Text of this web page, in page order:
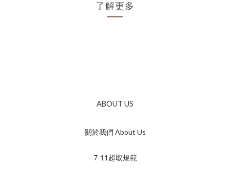
了解更多
ABOUT US
關於我們 About Us
7-11超取規範